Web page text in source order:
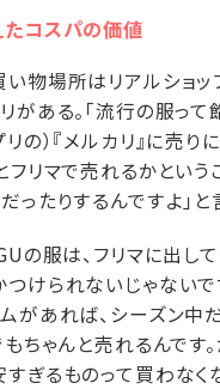
たコスパの価値
物場所はリアルショッ
がある。「流行の服って
リの）『メルカリ』に売り
フリマで売れるかという
ったりするんですよ」と
の服は、フリマに出し
けられないじゃないで
があれば、シーズン中
ちゃんと売れるんです。
ぎるものって買わなく